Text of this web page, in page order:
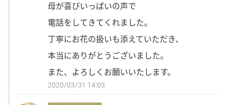
母が喜びいっぱいの声で
電話をしてきてくれました。
丁寧にお花の扱いも添えていただき、
本当にありがとうございました。
また、よろしくお願いいたします。
2020/03/31 14:03